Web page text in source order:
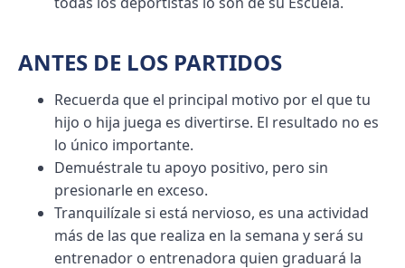
ANTES DE LOS PARTIDOS
Recuerda que el principal motivo por el que tu
hijo o hija juega es divertirse. El resultado no es
lo único importante.
Demuéstrale tu apoyo positivo, pero sin
presionarle en exceso.
Tranquilízale si está nervioso, es una actividad
más de las que realiza en la semana y será su
entrenador o entrenadora quien graduará la